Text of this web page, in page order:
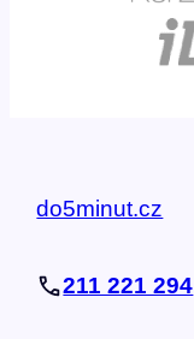
do5minut.cz
211 221 294